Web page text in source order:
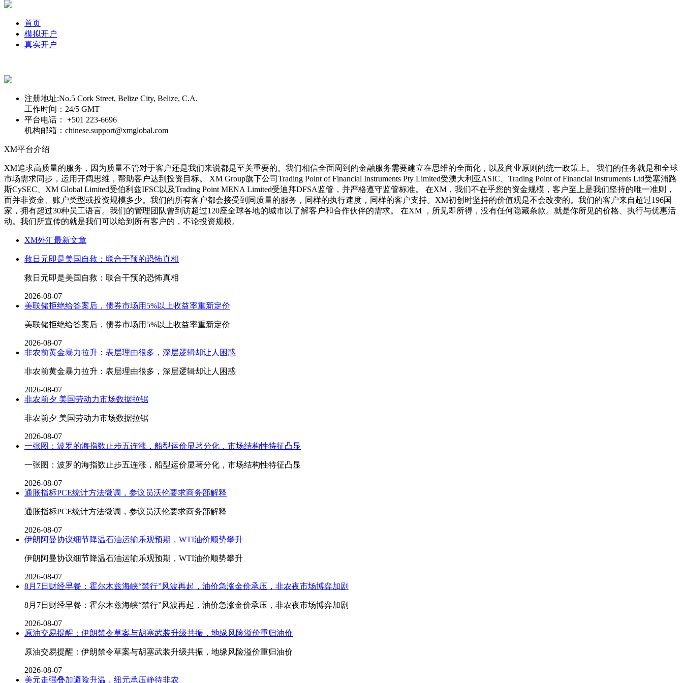
首页
模拟开户
真实开户
注册地址:No.5 Cork Street, Belize City, Belize, C.A.
工作时间： 24/5 GMT
平台电话：
+501 223-6696
机构邮箱： chinese.support@xmglobal.com
XM平台介绍
XM追求高质量的服务，因为质量不管对于客户还是我们来说都是至关重要的。我们相信全面周到的金融服务需要建立在思维的全面化，以及商业原则的统一政策上。 我们的任务就是和全球
市场需求同步，运用开阔思维，帮助客户达到投资目标。 XM Group旗下公司Trading Point of Financial Instruments Pty Limited受澳大利亚ASIC、Trading Point of Financial Instruments Ltd受塞浦路
斯CySEC、XM Global Limited受伯利兹IFSC以及Trading Point MENA Limited受迪拜DFSA监管，并严格遵守监管标准。 在XM，我们不在乎您的资金规模，客户至上是我们坚持的唯一准则，
而并非资金、账户类型或投资规模多少。我们的所有客户都会接受到同质量的服务，同样的执行速度，同样的客户支持。XM初创时坚持的价值观是不会改变的。我们的客户来自超过196国
家，拥有超过30种员工语言。我们的管理团队曾到访超过120座全球各地的城市以了解客户和合作伙伴的需求。 在XM ，所见即所得，没有任何隐藏条款。就是你所见的价格、执行与优惠活
动。我们所宣传的就是我们可以给到所有客户的，不论投资规模。
XM外汇最新文章
救日元即是美国自救：联合干预的恐怖真相
救日元即是美国自救：联合干预的恐怖真相
2026-08-07
美联储拒绝给答案后，债券市场用5%以上收益率重新定价
美联储拒绝给答案后，债券市场用5%以上收益率重新定价
2026-08-07
非农前黄金暴力拉升：表层理由很多，深层逻辑却让人困惑
非农前黄金暴力拉升：表层理由很多，深层逻辑却让人困惑
2026-08-07
非农前夕 美国劳动力市场数据拉锯
非农前夕 美国劳动力市场数据拉锯
2026-08-07
一张图：波罗的海指数止步五连涨，船型运价显著分化，市场结构性特征凸显
一张图：波罗的海指数止步五连涨，船型运价显著分化，市场结构性特征凸显
2026-08-07
通胀指标PCE统计方法微调，参议员沃伦要求商务部解释
通胀指标PCE统计方法微调，参议员沃伦要求商务部解释
2026-08-07
伊朗阿曼协议细节降温石油运输乐观预期，WTI油价顺势攀升
伊朗阿曼协议细节降温石油运输乐观预期，WTI油价顺势攀升
2026-08-07
8月7日财经早餐：霍尔木兹海峡“禁行”风波再起，油价急涨金价承压，非农夜市场博弈加剧
8月7日财经早餐：霍尔木兹海峡“禁行”风波再起，油价急涨金价承压，非农夜市场博弈加剧
2026-08-07
原油交易提醒：伊朗禁令草案与胡塞武装升级共振，地缘风险溢价重归油价
原油交易提醒：伊朗禁令草案与胡塞武装升级共振，地缘风险溢价重归油价
2026-08-07
美元走强叠加避险升温，纽元承压静待非农